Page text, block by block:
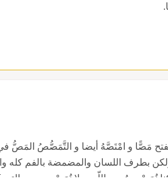
مَصًّا و امْتَصَّهُ أيضا و التَّمَصُّصُ المَصُّ
اللسان والمضمضة بالفم كله
نُمَصْمِصُ من اللّبن ولا نُمَصْمِص من